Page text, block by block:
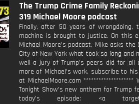
The Trump Crime Family
319 Michael Moore podcast
Finally, after 50 years of wrongdoing,
machine is brought to justice. On this
Michael Moore’s podcast, Mike asks the
City of New York what took so long and
well a jury of Trump’s peers did for all
more of Michael's work, subscribe to
at MichaelMoore.com ********************
Tonight Show's new anthem for Trump
today's episode: ⁠<a